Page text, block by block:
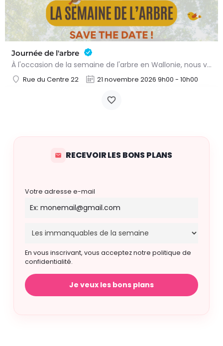
Journée de l'arbre
À l'occasion de la semaine de l'arbre en Wallonie, nous vous proposons l'annuelle distribution gratuite des…
Rue du Centre 22 21 novembre 2026 9h00 - 10h00
RECEVOIR LES BONS PLANS
Votre adresse e-mail
En vous inscrivant, vous acceptez notre politique de
confidentialité.